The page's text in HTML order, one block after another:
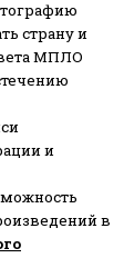
страну и
МПЛО
и
в